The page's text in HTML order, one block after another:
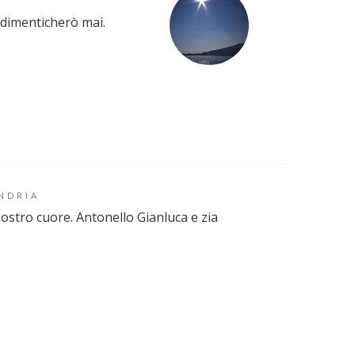
mai.
cuore. Antonello Gianluca e zia